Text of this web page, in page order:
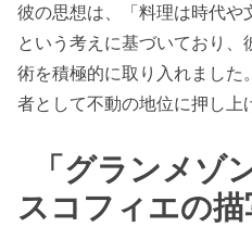
彼の思想は、「料理は時代や
という考えに基づいており
術を積極的に取り入れまし
者として不動の地位に押し上
「グランメゾ
スコフィエの描